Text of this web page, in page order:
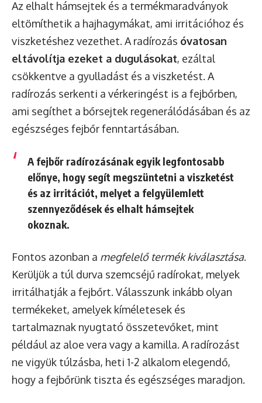
Az elhalt hámsejtek és a termékmaradványok
eltömíthetik a hajhagymákat, ami irritációhoz és
viszketéshez vezethet. A radírozás óvatosan
eltávolítja ezeket a dugulásokat, ezáltal
csökkentve a gyulladást és a viszketést. A
radírozás serkenti a vérkeringést is a fejbőrben,
ami segíthet a bőrsejtek regenerálódásában és az
egészséges fejbőr fenntartásában.
A fejbőr radírozásának egyik legfontosabb
előnye, hogy segít megszüntetni a viszketést
és az irritációt, melyet a felgyülemlett
szennyeződések és elhalt hámsejtek
okoznak.
Fontos azonban a megfelelő termék kiválasztása.
Kerüljük a túl durva szemcséjű radírokat, melyek
irritálhatják a fejbőrt. Válasszunk inkább olyan
termékeket, amelyek kíméletesek és
tartalmaznak nyugtató összetevőket, mint
például az aloe vera vagy a kamilla. A radírozást
ne vigyük túlzásba, heti 1-2 alkalom elegendő,
hogy a fejbőrünk tiszta és egészséges maradjon.